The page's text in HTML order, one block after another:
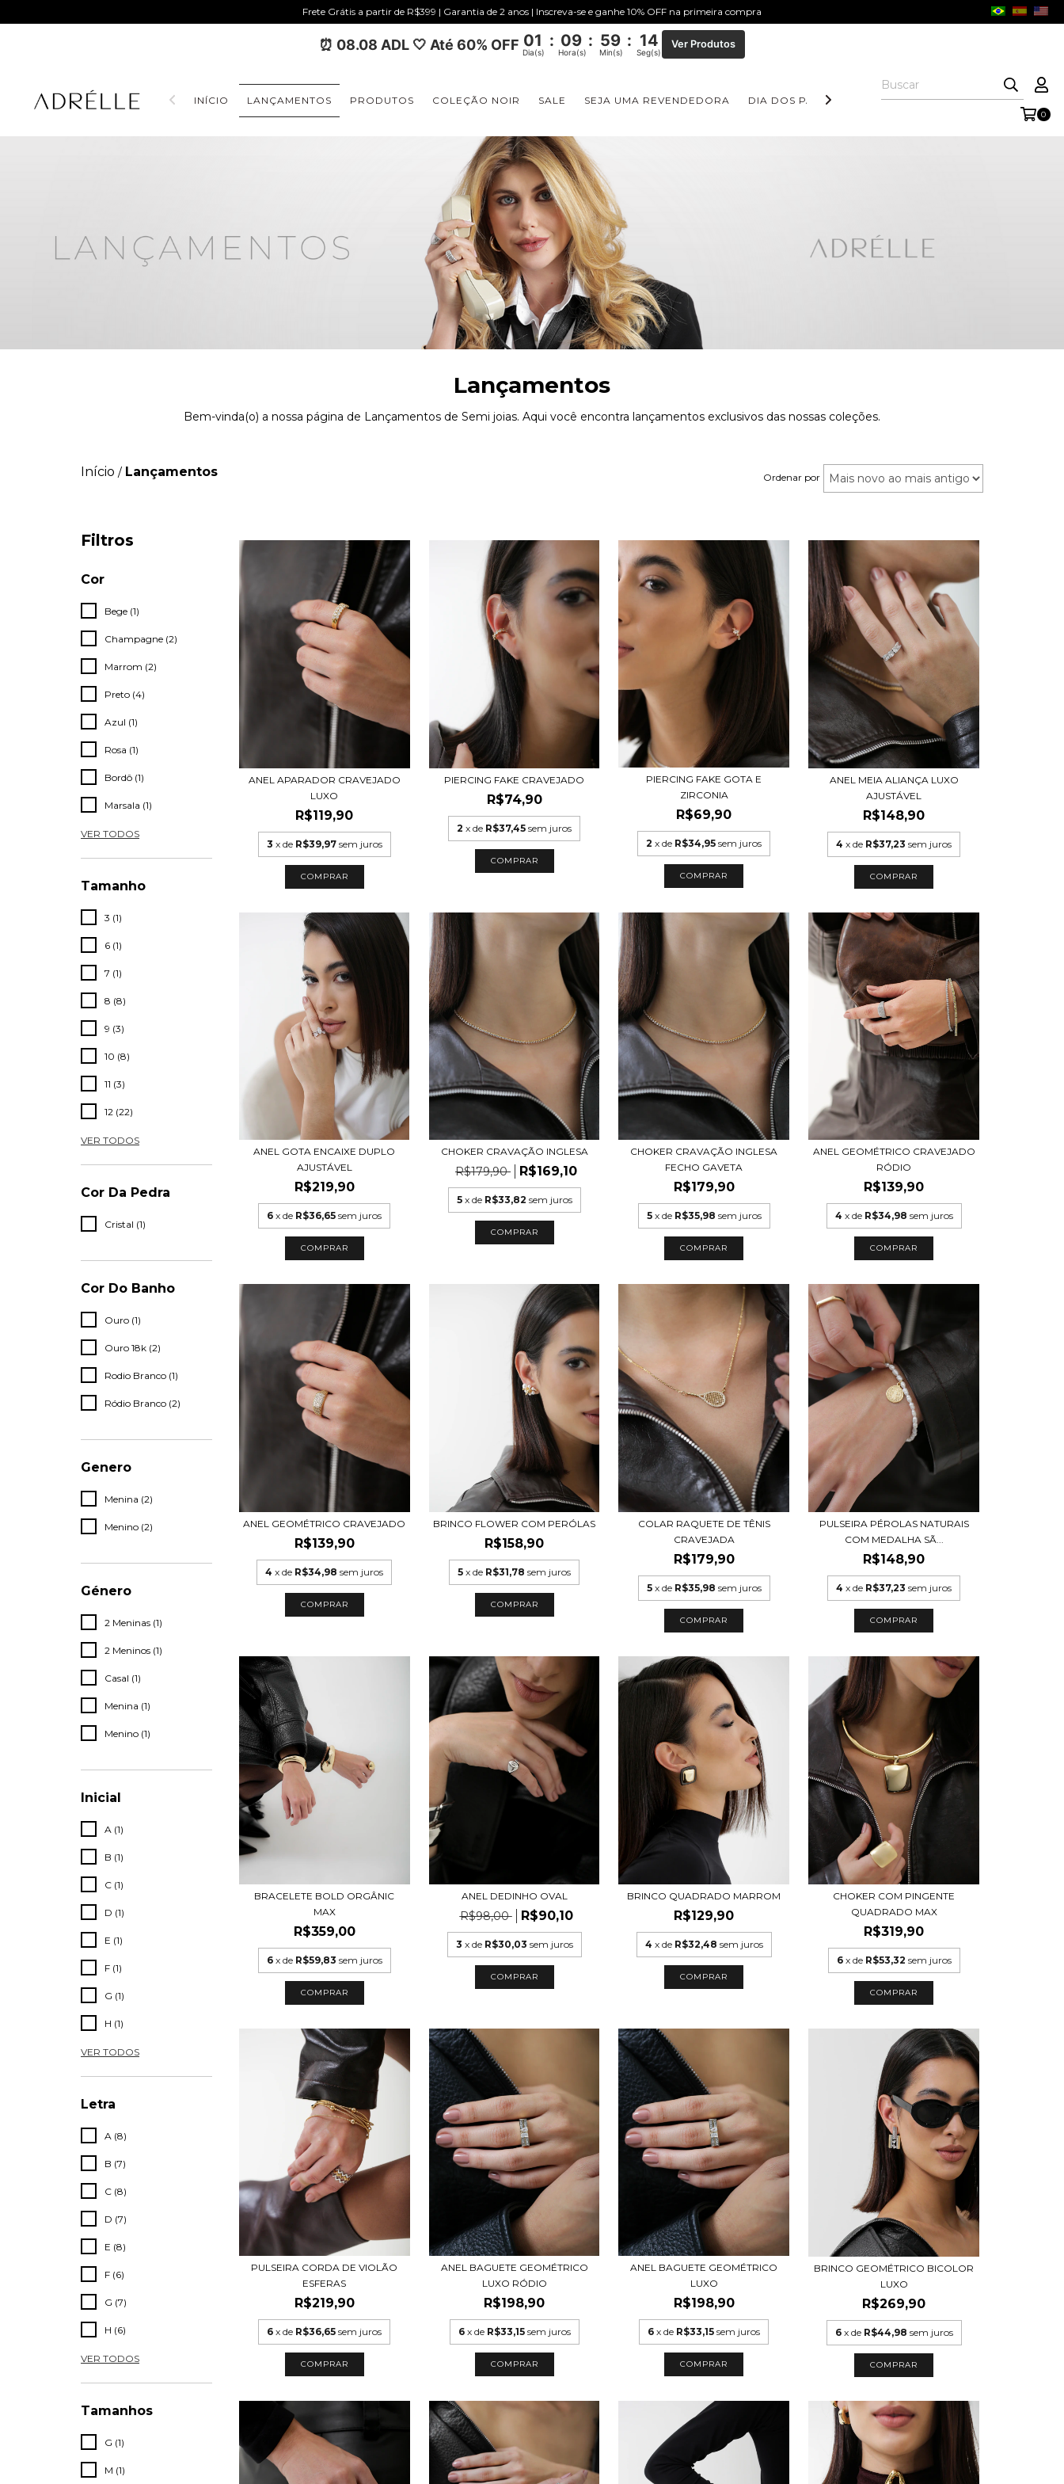
Frete Grátis a partir de R$399 | Garantia de 2 anos | Inscreva-se e ganhe 10% OFF na primeira compra
⏰ 08.08 ADL 🤍 Até 60% OFF 01 : 09 : 59 : 12
Dia(s) Hora(s) Min(s) Seg(s)
Ver Produtos
INÍCIO LANÇAMENTOS PRODUTOS COLEÇÃO NOIR SALE SEJA UMA REVENDEDORA DIA DOS PAIS COLEÇÃO AURORA COLEÇÃO FORM
0
Lançamentos
Bem-vinda(o) a nossa página de Lançamentos de Semi joias. Aqui você encontra lançamentos exclusivos das nossas coleções.
Início / Lançamentos Ordenar por
Filtros
Cor
Bege (1)
Champagne (2)
Marrom (2)
Preto (4)
Azul (1)
Rosa (1)
Bordô (1)
Marsala (1)
VER TODOS
Tamanho
3 (1)
6 (1)
7 (1)
8 (8)
9 (3)
10 (8)
11 (3)
12 (22)
VER TODOS
Cor Da Pedra
Cristal (1)
Cor Do Banho
Ouro (1)
Ouro 18k (2)
Rodio Branco (1)
Ródio Branco (2)
Genero
Menina (2)
Menino (2)
Género
2 Meninas (1)
2 Meninos (1)
Casal (1)
Menina (1)
Menino (1)
Inicial
A (1)
B (1)
C (1)
D (1)
E (1)
F (1)
G (1)
H (1)
VER TODOS
Letra
A (8)
B (7)
C (8)
D (7)
E (8)
F (6)
G (7)
H (6)
VER TODOS
Tamanhos
G (1)
M (1)
ANEL APARADOR CRAVEJADO
LUXO
R$119,90
3 x de R$39,97 sem juros
COMPRAR
PIERCING FAKE CRAVEJADO
R$74,90
2 x de R$37,45 sem juros
COMPRAR
PIERCING FAKE GOTA E
ZIRCONIA
R$69,90
2 x de R$34,95 sem juros
COMPRAR
ANEL MEIA ALIANÇA LUXO
AJUSTÁVEL
R$148,90
4 x de R$37,23 sem juros
COMPRAR
ANEL GOTA ENCAIXE DUPLO
AJUSTÁVEL
R$219,90
6 x de R$36,65 sem juros
COMPRAR
CHOKER CRAVAÇÃO INGLESA
R$179,90 R$169,10
5 x de R$33,82 sem juros
COMPRAR
CHOKER CRAVAÇÃO INGLESA
FECHO GAVETA
R$179,90
5 x de R$35,98 sem juros
COMPRAR
ANEL GEOMÉTRICO CRAVEJADO
RÓDIO
R$139,90
4 x de R$34,98 sem juros
COMPRAR
ANEL GEOMÉTRICO CRAVEJADO
R$139,90
4 x de R$34,98 sem juros
COMPRAR
BRINCO FLOWER COM PERÓLAS
R$158,90
5 x de R$31,78 sem juros
COLAR RAQUETE DE TÊNIS
CRAVEJADA
R$179,90
5 x de R$35,98 sem juros
COMPRAR
PULSEIRA PÉROLAS NATURAIS
COM MEDALHA SÃ...
R$148,90
4 x de R$37,23 sem juros
COMPRAR
BRACELETE BOLD ORGÂNIC
MAX
R$359,00
6 x de R$59,83 sem juros
COMPRAR
ANEL DEDINHO OVAL
R$98,00 R$90,10
3 x de R$30,03 sem juros
COMPRAR
BRINCO QUADRADO MARROM
R$129,90
4 x de R$32,48 sem juros
CHOKER COM PINGENTE
QUADRADO MAX
R$319,90
6 x de R$53,32 sem juros
PULSEIRA CORDA DE VIOLÃO
ESFERAS
R$219,90
6 x de R$36,65 sem juros
COMPRAR
ANEL BAGUETE GEOMÉTRICO
LUXO RÓDIO
R$198,90
6 x de R$33,15 sem juros
COMPRAR
ANEL BAGUETE GEOMÉTRICO
LUXO
R$198,90
6 x de R$33,15 sem juros
COMPRAR
BRINCO GEOMÉTRICO BICOLOR
LUXO
R$269,90
6 x de R$44,98 sem juros
COMPRAR